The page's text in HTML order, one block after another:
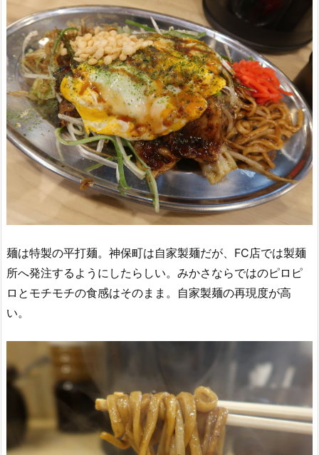
麺は特製の平打麺。神保町は自家製麺だが、FC店では製麺
所へ発注するようにしたらしい。みかさならではのピロピ
ロとモチモチの食感はそのまま。自家製麺の再現度が高
い。